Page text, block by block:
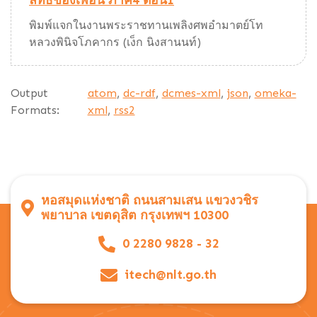
พิมพ์แจกในงานพระราชทานเพลิงศพอำมาตย์โท
หลวงพินิจโภคากร (เง็ก นิงสานนท์)
Output
Formats:
atom, dc-rdf, dcmes-xml, json, omeka-
xml, rss2
หอสมุดแห่งชาติ ถนนสามเสน แขวงวชิร
พยาบาล เขตดุสิต กรุงเทพฯ 10300
0 2280 9828 - 32
itech@nlt.go.th